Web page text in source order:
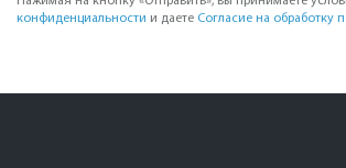
конфиденциальности и даете Согласие на обработку